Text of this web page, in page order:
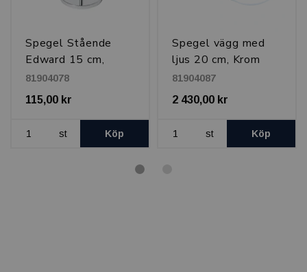
Spegel Stående
Edward 15 cm,
Krom
81904078
115,00 kr
st Köp
Spegel vägg med
ljus 20 cm, Krom
81904087
2 430,00 kr
st Köp